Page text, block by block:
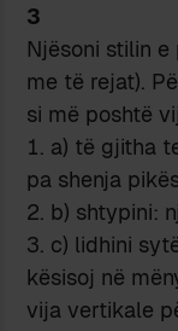
3
Njësoni stilin
me të rejat).
si më poshtë
a) të gjitha
pa shenja
b) shtypini:
c) lidhini
kësisoj në
vija vertikale